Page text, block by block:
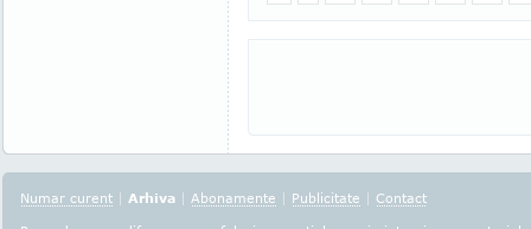
Numar curent | Arhiva | Abonamente | Publicitate | Contact